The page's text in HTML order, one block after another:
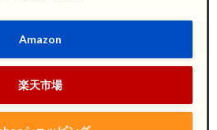
Amazon
楽天市場